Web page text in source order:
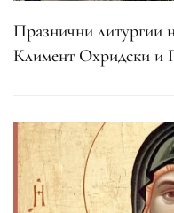
Празнични
Климент Охридски и